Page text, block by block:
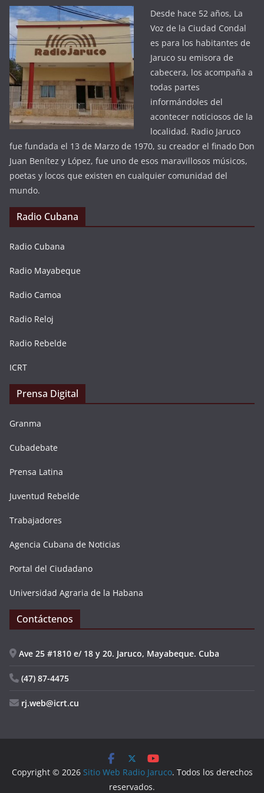
Desde hace 52 años, La
Voz de la Ciudad Condal
es para los habitantes de
Jaruco su emisora de
cabecera, los acompaña a
todas partes
informándoles del
acontecer noticiosos de la
localidad. Radio Jaruco
fue fundada el 13 de Marzo de 1970, su creador el finado Don
Juan Benítez y López, fue uno de esos maravillosos músicos,
poetas y locos que existen en cualquier comunidad del
mundo.
Radio Cubana
Radio Cubana
Radio Mayabeque
Radio Camoa
Radio Reloj
Radio Rebelde
ICRT
Prensa Digital
Granma
Cubadebate
Prensa Latina
Juventud Rebelde
Trabajadores
Agencia Cubana de Noticias
Portal del Ciudadano
Universidad Agraria de la Habana
Contáctenos
Ave 25 #1810 e/ 18 y 20. Jaruco, Mayabeque. Cuba
(47) 87-4475
rj.web@icrt.cu
Copyright © 2026 Sitio Web Radio Jaruco. Todos los derechos
reservados.